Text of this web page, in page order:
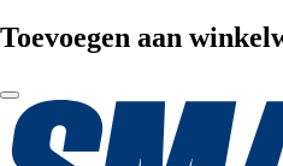
Toevoegen aan